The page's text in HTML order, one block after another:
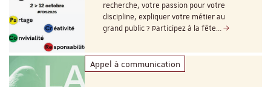
recherche, votre passion pour votre
discipline, expliquer votre métier au
grand public ? Participez à la fête…
Appel à communication